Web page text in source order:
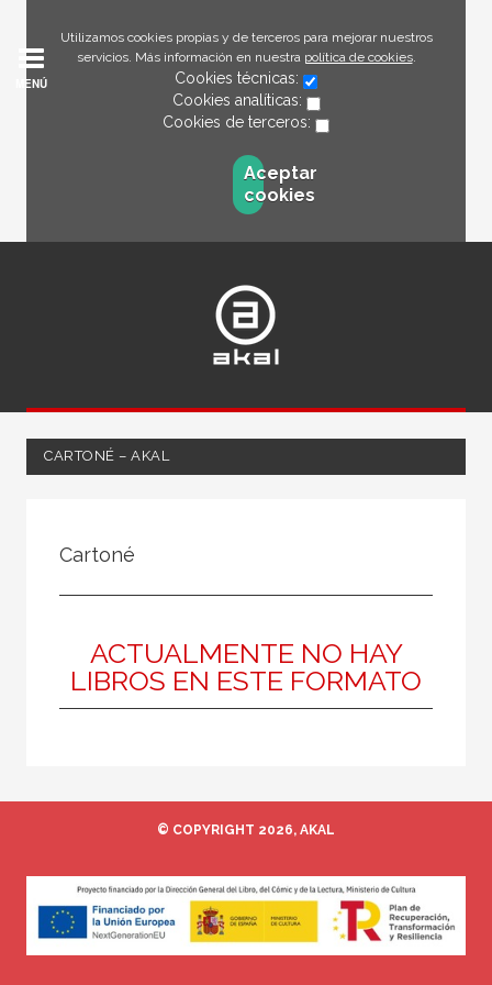
Utilizamos cookies propias y de terceros para mejorar nuestros
servicios. Más información en nuestra política de cookies.
Cookies técnicas:
Cookies analíticas:
Cookies de terceros:
Aceptar
cookies
MENÚ
CARTONÉ – AKAL
Ciencias humanas y sociales
Historia
Actual
Prehistoria
Cartoné
ACTUALMENTE NO HAY
LIBROS EN ESTE FORMATO
© COPYRIGHT 2026, AKAL